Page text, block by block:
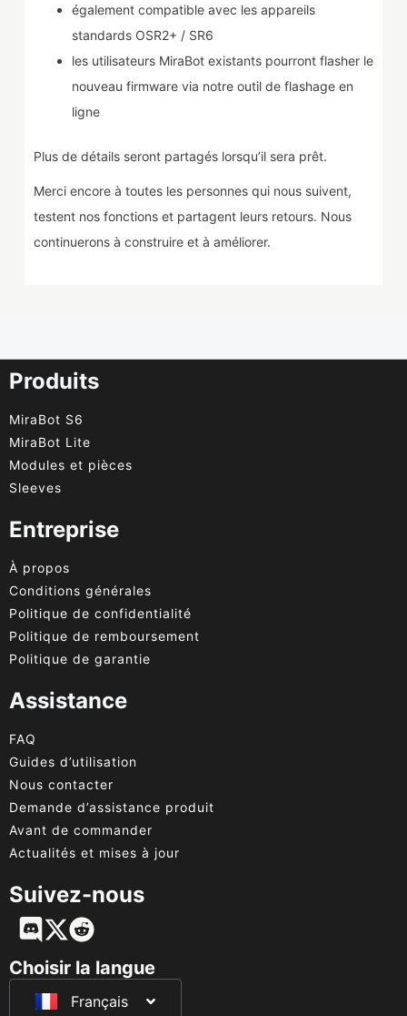
également compatible avec les appareils
standards OSR2+ / SR6
les utilisateurs MiraBot existants pourront flasher le
nouveau firmware via notre outil de flashage en
ligne
Plus de détails seront partagés lorsqu’il sera prêt.
Merci encore à toutes les personnes qui nous suivent,
testent nos fonctions et partagent leurs retours. Nous
continuerons à construire et à améliorer.
Produits
MiraBot S6
MiraBot Lite
Modules et pièces
Sleeves
Entreprise
À propos
Conditions générales
Politique de confidentialité
Politique de remboursement
Politique de garantie
Assistance
FAQ
Guides d’utilisation
Nous contacter
Demande d’assistance produit
Avant de commander
Actualités et mises à jour
Suivez-nous
Choisir la langue
Français
English
Deutsch
日本語